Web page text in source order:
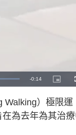
Walking）極限運
為去年為其治